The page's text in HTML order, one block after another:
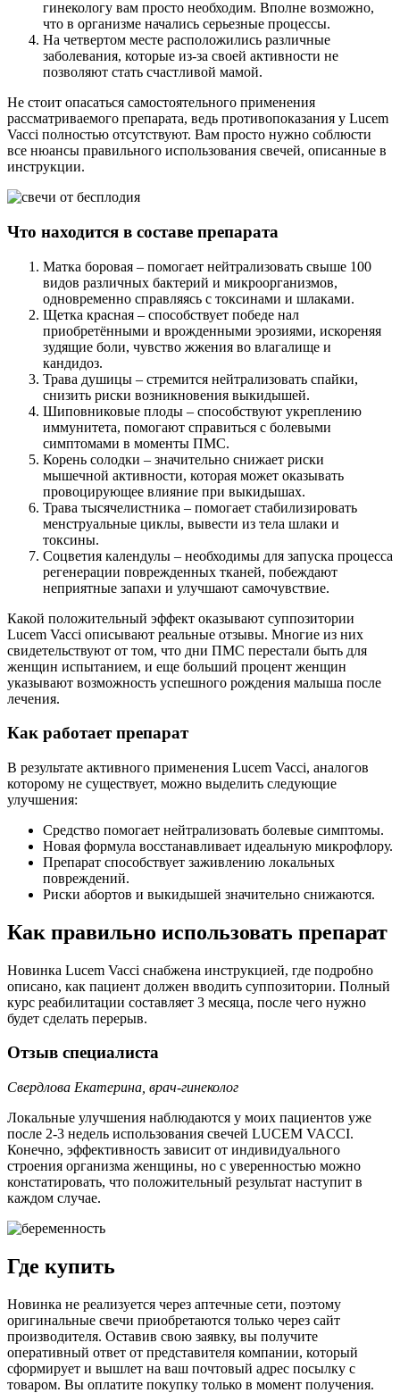
гинекологу вам просто необходим. Вполне возможно,
что в организме начались серьезные процессы.
На четвертом месте расположились различные
заболевания, которые из-за своей активности не
позволяют стать счастливой мамой.
Не стоит опасаться самостоятельного применения
рассматриваемого препарата, ведь противопоказания у Lucem
Vacci полностью отсутствуют. Вам просто нужно соблюсти
все нюансы правильного использования свечей, описанные в
инструкции.
Что находится в составе препарата
Матка боровая – помогает нейтрализовать свыше 100
видов различных бактерий и микроорганизмов,
одновременно справляясь с токсинами и шлаками.
Щетка красная – способствует победе нал
приобретёнными и врожденными эрозиями, искореняя
зудящие боли, чувство жжения во влагалище и
кандидоз.
Трава душицы – стремится нейтрализовать спайки,
снизить риски возникновения выкидышей.
Шиповниковые плоды – способствуют укреплению
иммунитета, помогают справиться с болевыми
симптомами в моменты ПМС.
Корень солодки – значительно снижает риски
мышечной активности, которая может оказывать
провоцирующее влияние при выкидышах.
Трава тысячелистника – помогает стабилизировать
менструальные циклы, вывести из тела шлаки и
токсины.
Соцветия календулы – необходимы для запуска процесса
регенерации поврежденных тканей, побеждают
неприятные запахи и улучшают самочувствие.
Какой положительный эффект оказывают суппозитории
Lucem Vacci описывают реальные отзывы. Многие из них
свидетельствуют от том, что дни ПМС перестали быть для
женщин испытанием, и еще больший процент женщин
указывают возможность успешного рождения малыша после
лечения.
Как работает препарат
В результате активного применения Lucem Vacci, аналогов
которому не существует, можно выделить следующие
улучшения:
Средство помогает нейтрализовать болевые симптомы.
Новая формула восстанавливает идеальную микрофлору.
Препарат способствует заживлению локальных
повреждений.
Риски абортов и выкидышей значительно снижаются.
Как правильно использовать препарат
Новинка Lucem Vacci снабжена инструкцией, где подробно
описано, как пациент должен вводить суппозитории. Полный
курс реабилитации составляет 3 месяца, после чего нужно
будет сделать перерыв.
Отзыв специалиста
Свердлова Екатерина, врач-гинеколог
Локальные улучшения наблюдаются у моих пациентов уже
после 2-3 недель использования свечей LUCEM VACCI.
Конечно, эффективность зависит от индивидуального
строения организма женщины, но с уверенностью можно
констатировать, что положительный результат наступит в
каждом случае.
Где купить
Новинка не реализуется через аптечные сети, поэтому
оригинальные свечи приобретаются только через сайт
производителя. Оставив свою заявку, вы получите
оперативный ответ от представителя компании, который
сформирует и вышлет на ваш почтовый адрес посылку с
товаром. Вы оплатите покупку только в момент получения.